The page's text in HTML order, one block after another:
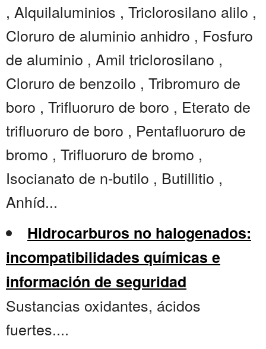
, Alquilaluminios , Triclorosilano alilo ,
Cloruro de aluminio anhidro , Fosfuro
de aluminio , Amil triclorosilano ,
Cloruro de benzoilo , Tribromuro de
boro , Trifluoruro de boro , Eterato de
trifluoruro de boro , Pentafluoruro de
bromo , Trifluoruro de bromo ,
Isocianato de n-butilo , Butillitio ,
Anhíd...
Hidrocarburos no halogenados:
incompatibilidades químicas e
información de seguridad
Sustancias oxidantes, ácidos
fuertes....